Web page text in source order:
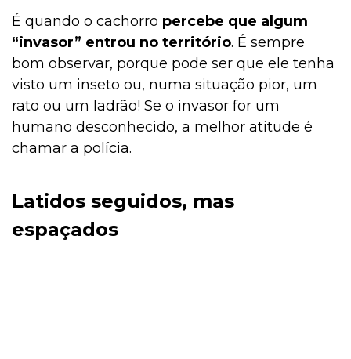
É quando o cachorro percebe que algum
“invasor” entrou no território. É sempre
bom observar, porque pode ser que ele tenha
visto um inseto ou, numa situação pior, um
rato ou um ladrão! Se o invasor for um
humano desconhecido, a melhor atitude é
chamar a polícia.
Latidos seguidos, mas
espaçados